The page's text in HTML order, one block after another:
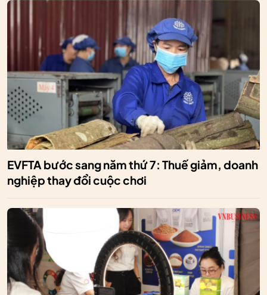
EVFTA bước sang năm thứ 7: Thuế giảm, doanh
nghiệp thay đổi cuộc chơi